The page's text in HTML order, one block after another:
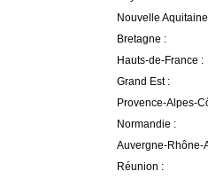
Nouvelle
Bretagne :
Hauts-de-France :
Grand Est :
Provence-Alpes-
Normandie :
Auvergne-Rhône-
Réunion :